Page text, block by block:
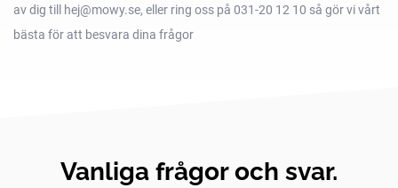
av dig till hej@mowy.se, eller ring oss på 031-20 12 10 så gör vi vårt
bästa för att besvara dina frågor
Vanliga frågor och svar.